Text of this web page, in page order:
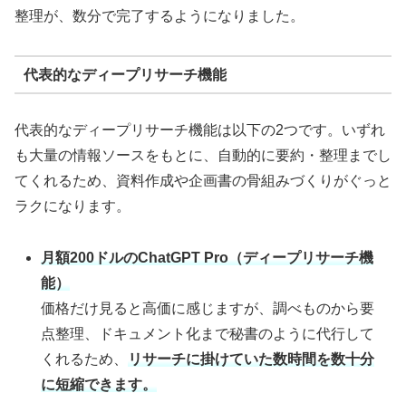
整理が、数分で完了するようになりました。
代表的なディープリサーチ機能
代表的なディープリサーチ機能は以下の2つです。いずれ
も大量の情報ソースをもとに、自動的に要約・整理までし
てくれるため、資料作成や企画書の骨組みづくりがぐっと
ラクになります。
月額200ドルのChatGPT Pro（ディープリサーチ機
能）
価格だけ見ると高価に感じますが、調べものから要
点整理、ドキュメント化まで秘書のように代行して
くれるため、
リサーチに掛けていた数時間を数十分
に短縮できます。